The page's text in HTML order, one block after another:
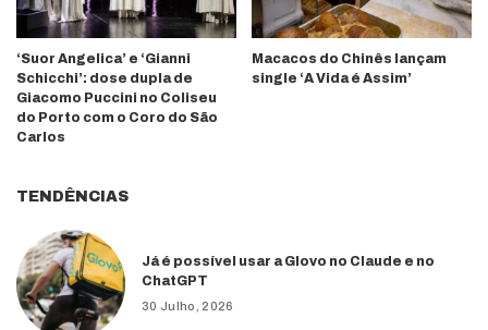
‘Suor Angelica’ e ‘Gianni
Schicchi’: dose dupla de
Giacomo Puccini no Coliseu
do Porto com o Coro do São
Carlos
Macacos do Chinês lançam
single ‘A Vida é Assim’
TENDÊNCIAS
Já é possível usar a Glovo no Claude e no
ChatGPT
30 Julho, 2026